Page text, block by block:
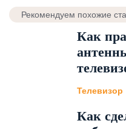
Рекомендуем похожие
Как
Телевизор
Как